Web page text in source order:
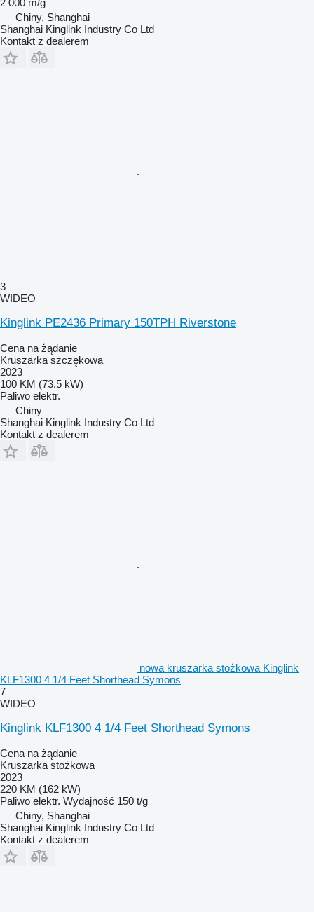
2 000 m/g
Chiny, Shanghai
Shanghai Kinglink Industry Co Ltd
Kontakt z dealerem
3
WIDEO
Kinglink PE2436 Primary 150TPH Riverstone
Cena na żądanie
Kruszarka szczękowa
2023
100 KM (73.5 kW)
Paliwo elektr.
Chiny
Shanghai Kinglink Industry Co Ltd
Kontakt z dealerem
nowa kruszarka stożkowa Kinglink
KLF1300 4 1/4 Feet Shorthead Symons
7
WIDEO
Kinglink KLF1300 4 1/4 Feet Shorthead Symons
Cena na żądanie
Kruszarka stożkowa
2023
220 KM (162 kW)
Paliwo elektr. Wydajność 150 t/g
Chiny, Shanghai
Shanghai Kinglink Industry Co Ltd
Kontakt z dealerem